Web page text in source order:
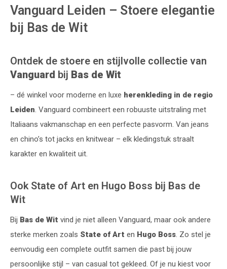
Vanguard Leiden – Stoere elegantie
bij Bas de Wit
Ontdek de stoere en stijlvolle collectie van
Vanguard bij Bas de Wit
– dé winkel voor moderne en luxe herenkleding in de regio
Leiden. Vanguard combineert een robuuste uitstraling met
Italiaans vakmanschap en een perfecte pasvorm. Van jeans
en chino’s tot jacks en knitwear – elk kledingstuk straalt
karakter en kwaliteit uit.
Ook State of Art en Hugo Boss bij Bas de
Wit
Bij Bas de Wit vind je niet alleen Vanguard, maar ook andere
sterke merken zoals State of Art en Hugo Boss. Zo stel je
eenvoudig een complete outfit samen die past bij jouw
persoonlijke stijl – van casual tot gekleed. Of je nu kiest voor